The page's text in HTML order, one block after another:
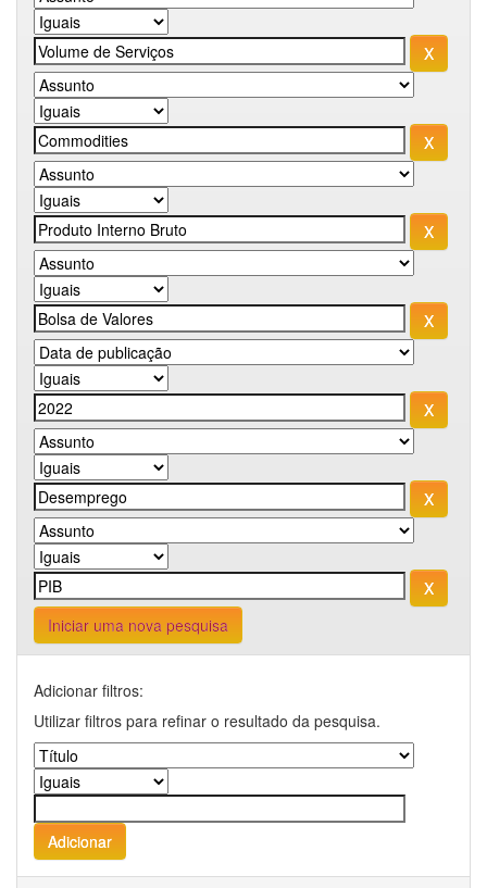
Iniciar uma nova pesquisa
Adicionar filtros:
Utilizar filtros para refinar o resultado da pesquisa.